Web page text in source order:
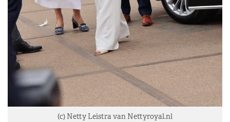
(c) Netty Leistra van Nettyroyal.nl